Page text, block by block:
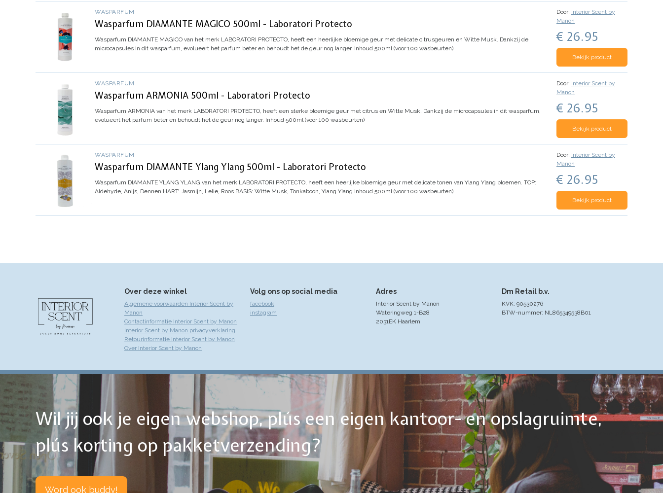
WASPARFUM
Wasparfum DIAMANTE MAGICO 500ml - Laboratori Protecto
Wasparfum DIAMANTE MAGICO van het merk LABORATORI PROTECTO, heeft een heerlijke bloemige geur met delicate citrusgeuren en Witte Musk. Dankzij de
microcapsules in dit wasparfum, evolueert het parfum beter en behoudt het de geur nog langer. Inhoud 500ml (voor 100 wasbeurten)
Door: Interior Scent by
Manon
€ 26.95
Bekijk product
WASPARFUM
Wasparfum ARMONIA 500ml - Laboratori Protecto
Wasparfum ARMONIA van het merk LABORATORI PROTECTO, heeft een sterke bloemige geur met citrus en Witte Musk. Dankzij de microcapsules in dit wasparfum,
evolueert het parfum beter en behoudt het de geur nog langer. Inhoud 500ml (voor 100 wasbeurten)
Door: Interior Scent by
Manon
€ 26.95
Bekijk product
WASPARFUM
Wasparfum DIAMANTE Ylang Ylang 500ml - Laboratori Protecto
Wasparfum DIAMANTE YLANG YLANG van het merk LABORATORI PROTECTO, heeft een heerlijke bloemige geur met delicate tonen van Ylang Ylang bloemen. TOP:
Aldehyde, Anijs, Dennen HART: Jasmijn, Lelie, Roos BASIS: Witte Musk, Tonkaboon, Ylang Ylang Inhoud 500ml (voor 100 wasbeurten)
Door: Interior Scent by
Manon
€ 26.95
Bekijk product
Over deze winkel
Algemene voorwaarden Interior Scent by
Manon
Contactinformatie Interior Scent by Manon
Interior Scent by Manon privacyverklaring
Retourinformatie Interior Scent by Manon
Over Interior Scent by Manon
Volg ons op social media
facebook
instagram
Adres
Interior Scent by Manon
Wateringweg 1-B28
2031EK Haarlem
Dm Retail b.v.
KVK: 90530276
BTW-nummer: NL865349538B01
Wil jij ook je eigen webshop, plús een eigen kantoor- en opslagruimte,
plús korting op pakketverzending?
Word ook buddy!